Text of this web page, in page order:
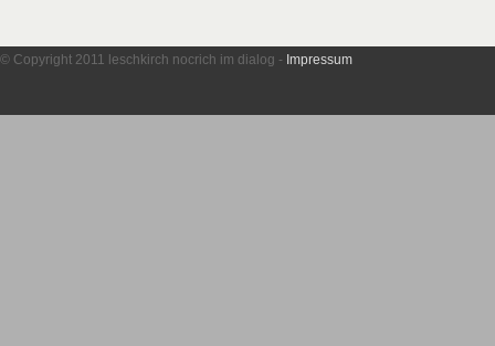
© Copyright 2011 leschkirch nocrich im dialog - Impressum